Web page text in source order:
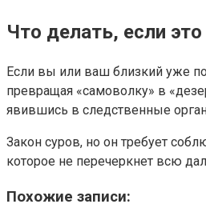
Что делать, если
Если вы или ваш близкий уже
превращая «самоволку» в
явившись в следственные
Закон суров, но он требует
которое не перечеркнет всю
Похожие записи: